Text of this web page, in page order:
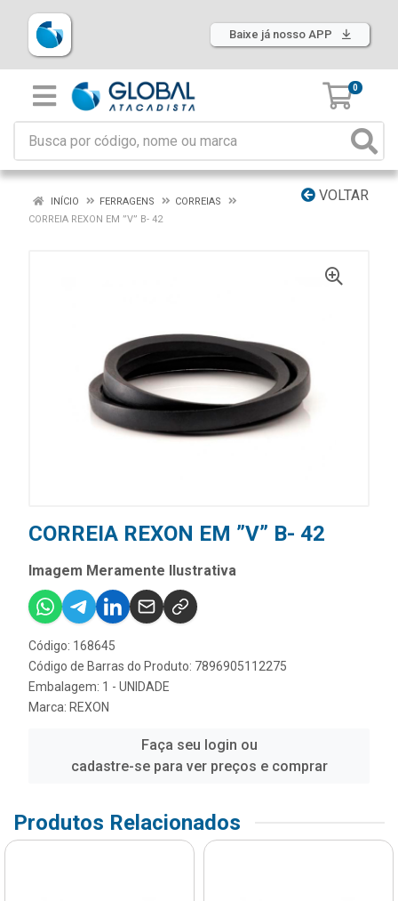
Baixe já nosso APP
0
VOLTAR
INÍCIO FERRAGENS
CORREIAS
CORREIA REXON EM ”V” B- 42
CORREIA REXON EM ”V” B- 42
Imagem Meramente Ilustrativa
Código: 168645
Código de Barras do Produto: 7896905112275
Embalagem: 1 - UNIDADE
Marca: REXON
Faça seu login ou
cadastre-se para ver preços e comprar
Produtos Relacionados